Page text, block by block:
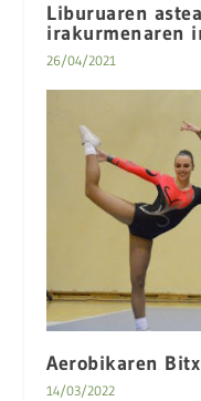
Liburuaren
irakurmenaren
26/04/2021
Aerobikaren
14/03/2022